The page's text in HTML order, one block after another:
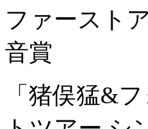
ファースト
音賞
「猪俣猛&